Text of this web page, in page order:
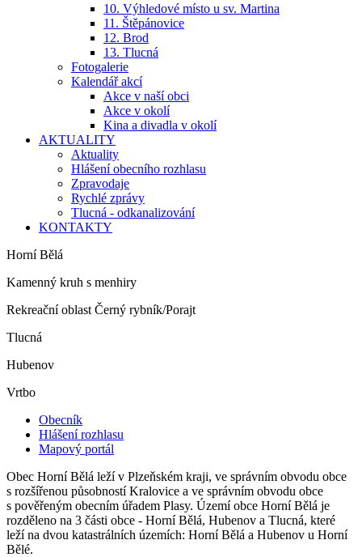
10. Výhledové místo u sv. Martina
11. Štěpánovice
12. Brod
13. Tlucná
Fotogalerie
Kalendář akcí
Akce v naší obci
Akce v okolí
Kina a divadla v okolí
AKTUALITY
Aktuality
Hlášení obecního rozhlasu
Zpravodaje
Rychlé zprávy
Tlucná - odkanalizování
KONTAKTY
Horní Bělá
Kamenný kruh s menhiry
Rekreační oblast Černý rybník/Porajt
Tlucná
Hubenov
Vrtbo
Obecník
Hlášení rozhlasu
Mapový portál
Obec Horní Bělá leží v Plzeňském kraji, ve správním obvodu obce
s rozšířenou působností Kralovice a ve správním obvodu obce
s pověřeným obecním úřadem Plasy. Území obce Horní Bělá je
rozděleno na 3 části obce - Horní Bělá, Hubenov a Tlucná, které
leží na dvou katastrálních územích: Horní Bělá a Hubenov u Horní
Bělé.